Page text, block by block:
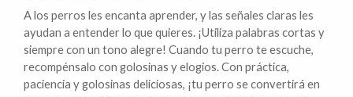
A los perros les encanta aprender, y las señales claras les
ayudan a entender lo que quieres. ¡Utiliza palabras cortas y
siempre con un tono alegre! Cuando tu perro te escuche,
recompénsalo con golosinas y elogios. Con práctica,
paciencia y golosinas deliciosas, ¡tu perro se convertirá en